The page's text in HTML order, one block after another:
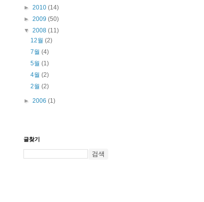
► 2010 (14)
► 2009 (50)
▼ 2008 (11)
12월(2)
7월(4)
5월(1)
4월(2)
2월(2)
► 2006 (1)
글찾기